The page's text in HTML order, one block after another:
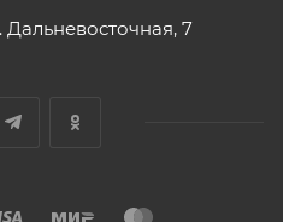
Дальневосточная, 7